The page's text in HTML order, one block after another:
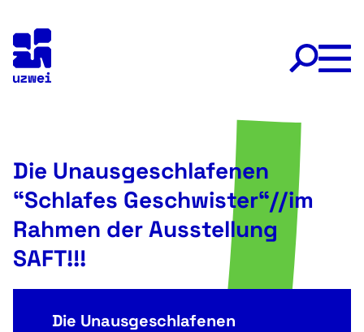
to
content
Die Unausgeschlafenen
“Schlafes Geschwister“//im
Rahmen der Ausstellung
SAFT!!!
Die Unausgeschlafenen